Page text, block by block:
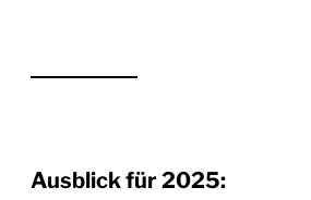
Ausblick für 2025: